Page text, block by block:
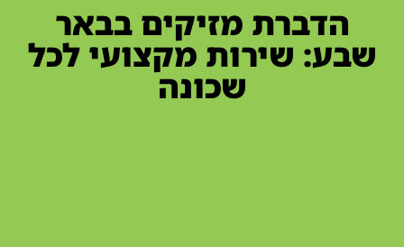
הדברת מזיקים בבאר
שבע: שירות מקצועי לכל
שכונה